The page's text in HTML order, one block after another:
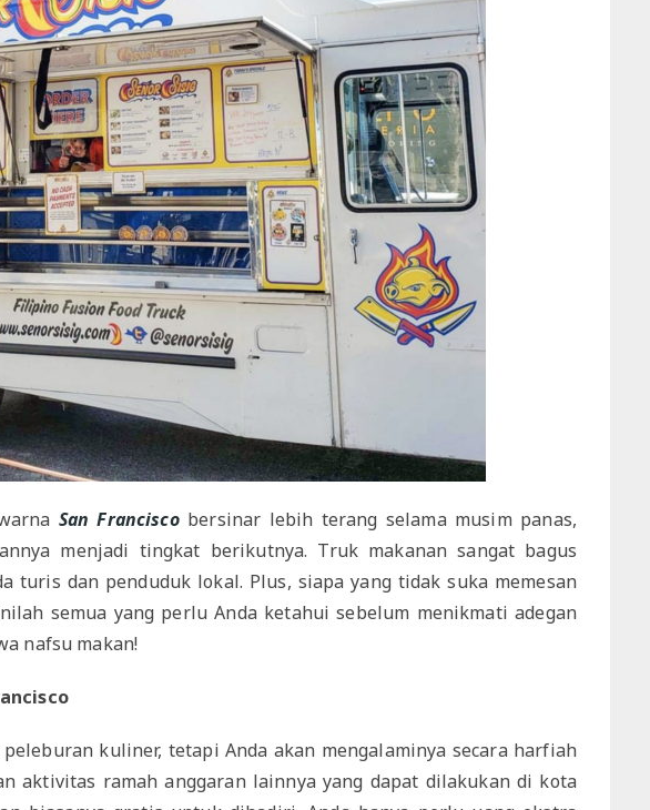
San Franciscobersinar lebih terang selama musim panas,
menjadi tingkat berikutnya. Truk makanan sangat bagus
turis dan penduduk lokal. Plus, siapa yang tidak suka memesan
semua yang perlu Anda ketahui sebelum menikmati adegan
nafsu makan!
kuliner, tetapi Anda akan mengalaminya secara harfiah
aktivitas ramah anggaran lainnya yang dapat dilakukan di kota